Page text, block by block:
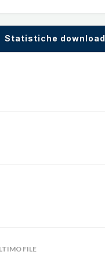
Statistiche download
FILE